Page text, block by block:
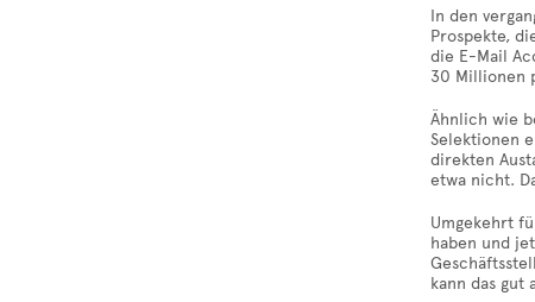
In den
Prospekte,
die E-Mail
30 Millionen
Ähnlich wie
Selektionen
direkten
etwa nicht.
Umgekehrt
haben und
kann das gut